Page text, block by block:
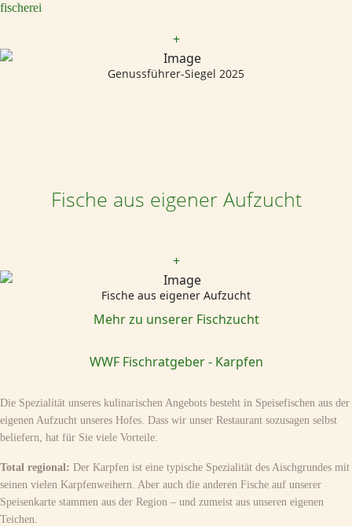
fischerei
+
Genussführer-Siegel 2025
Fische aus eigener Aufzucht
+
Fische aus eigener Aufzucht
Mehr zu unserer Fischzucht
WWF Fischratgeber - Karpfen
Die Spezialität unseres kulinarischen Angebots besteht in Speisefischen aus der
eigenen Aufzucht unseres Hofes. Dass wir unser Restaurant sozusagen selbst
beliefern, hat für Sie viele Vorteile:
Total regional: Der Karpfen ist eine typische Spezialität des Aischgrundes mit
seinen vielen Karpfenweihern. Aber auch die anderen Fische auf unserer
Speisenkarte stammen aus der Region – und zumeist aus unseren eigenen
Teichen.